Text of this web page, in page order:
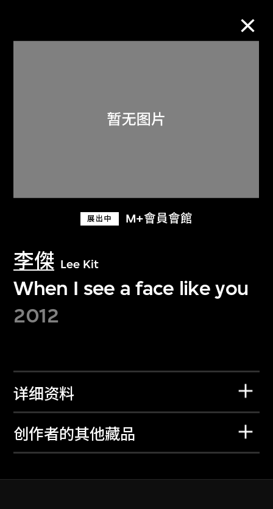
展出中 M+會員會館
李傑 Lee Kit
When I see a face like you
2012
详细资料
创作者的其他藏品
关于M+藏品
探索世界顶级的二十及二十一世纪视觉
文化藏品。